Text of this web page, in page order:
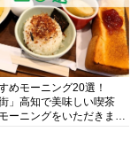
めモーニング20選！
」高知で美味しい喫茶
ーニングをいただきま